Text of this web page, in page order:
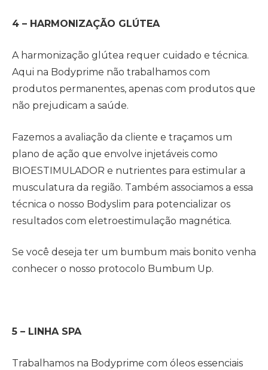
4 – HARMONIZAÇÃO GLÚTEA
A harmonização glútea requer cuidado e técnica.
Aqui na Bodyprime não trabalhamos com
produtos permanentes, apenas com produtos que
não prejudicam a saúde.
Fazemos a avaliação da cliente e traçamos um
plano de ação que envolve injetáveis como
BIOESTIMULADOR e nutrientes para estimular a
musculatura da região. Também associamos a essa
técnica o nosso Bodyslim para potencializar os
resultados com eletroestimulação magnética.
Se você deseja ter um bumbum mais bonito venha
conhecer o nosso protocolo Bumbum Up.
5 – LINHA SPA
Trabalhamos na Bodyprime com óleos essenciais